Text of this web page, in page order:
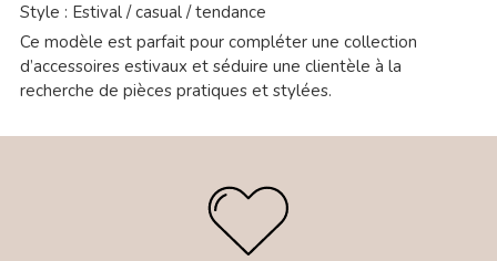
Style : Estival / casual / tendance
Ce modèle est parfait pour compléter une collection
d’accessoires estivaux et séduire une clientèle à la
recherche de pièces pratiques et stylées.